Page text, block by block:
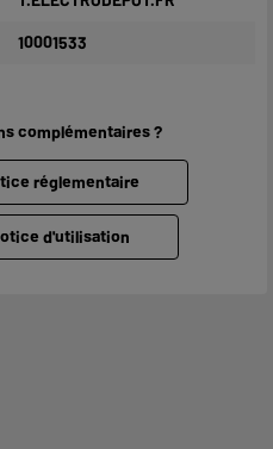
10001533
complémentaires ?
réglementaire
d'utilisation